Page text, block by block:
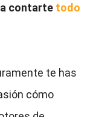
contarte todo
te has
cómo